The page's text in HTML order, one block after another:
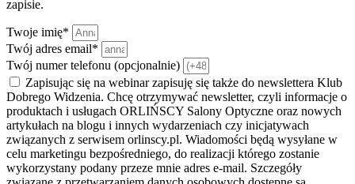
zapisie.
Twoje imię*
Twój adres email*
Twój numer telefonu (opcjonalnie)
Zapisując się na webinar zapisuję się także do newslettera Klub
Dobrego Widzenia. Chcę otrzymywać newsletter, czyli informacje o
produktach i usługach ORLIŃSCY Salony Optyczne oraz nowych
artykułach na blogu i innych wydarzeniach czy inicjatywach
związanych z serwisem orlinscy.pl. Wiadomości będą wysyłane w
celu marketingu bezpośredniego, do realizacji którego zostanie
wykorzystany podany przeze mnie adres e-mail. Szczegóły